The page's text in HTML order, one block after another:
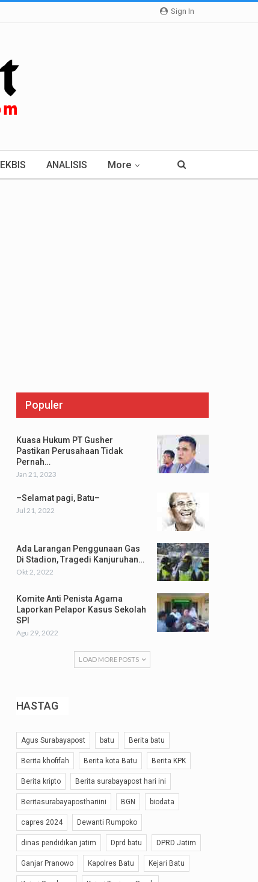
Sign In
EKBIS ANALISIS More
Populer
Kuasa Hukum PT Gusher
Pastikan Perusahaan Tidak
Pernah…
Jan 21, 2023
–Selamat pagi, Batu–
Jul 21, 2022
Ada Larangan Penggunaan Gas
Di Stadion, Tragedi Kanjuruhan…
Okt 2, 2022
Komite Anti Penista Agama
Laporkan Pelapor Kasus Sekolah
SPI
Agu 29, 2022
LOAD MORE POSTS
HASTAG
Agus Surabayapost batu Berita batu
Berita khofifah Berita kota Batu Berita KPK
Berita kripto Berita surabayapost hari ini
Beritasurabayaposthariini BGN biodata
capres 2024 Dewanti Rumpoko
dinas pendidikan jatim Dprd batu DPRD Jatim
Ganjar Pranowo Kapolres Batu Kejari Batu